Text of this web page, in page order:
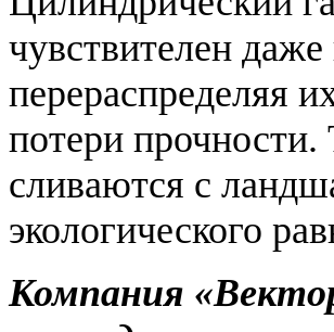
чувствителен
перераспределяя
потери прочности.
сливаются с
экологического
Компания